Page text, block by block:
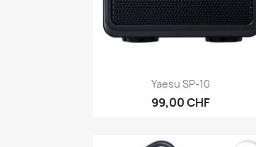
Anteprima
Yaesu SP-10
99,00 CHF